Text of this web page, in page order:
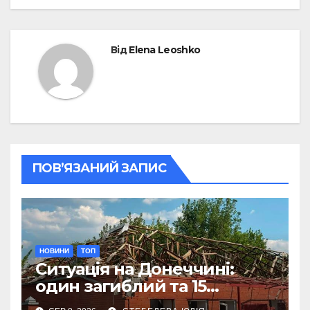
ВідElena Leoshko
ПОВ’ЯЗАНИЙ ЗАПИС
НОВИНИ ТОП
Ситуація на Донеччині:
один загиблий та 15
поранених за добу